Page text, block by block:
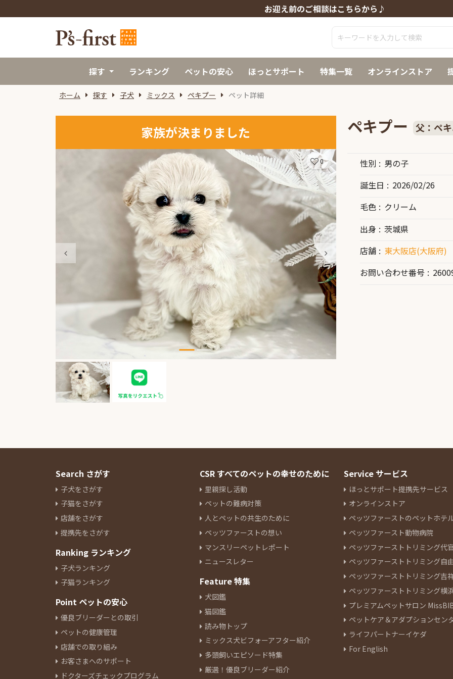
お迎え前のご相談はこちらから♪
探す ランキング ペットの安心 ほっとサポート 特集一覧 オンラインストア
ホーム 探す 子犬 ミックス ペキプー ペット詳細
家族が決まりました
0
ペキプー 父：ペ
性別
男の子
誕生日
2026/02/26
毛色
クリーム
出身
茨城県
店舗
東大阪店(大阪府)
お問い合わせ番号
Search さがす
子犬をさがす
子猫をさがす
店舗をさがす
提携先をさがす
Ranking ランキング
子犬ランキング
子猫ランキング
Point ペットの安心
優良ブリーダーとの取引
ペットの健康管理
店舗での取り組み
お客さまへのサポート
ドクターズチェックプログラム
CSR すべてのペットの幸せのために
里親探し活動
ペットの難病対策
人とペットの共生のために
ペッツファーストの想い
マンスリーペットレポート
ニュースレター
Feature 特集
犬図鑑
猫図鑑
読み物トップ
ミックス犬ビフォーアフター紹介
多頭飼いエピソード特集
厳選！優良ブリーダー紹介
Service サービス
ほっとサポート提携先サービス
オンラインストア
ペッツファーストのペットホテ
ペッツファースト動物病院
ペッツファーストトリミング代
ペッツファーストトリミング自
ペッツファーストトリミング吉
ペッツファーストトリミング横
プレミアムペットサロン
ペットケア＆アダプションセン
ライフパートナーイケダ
For English